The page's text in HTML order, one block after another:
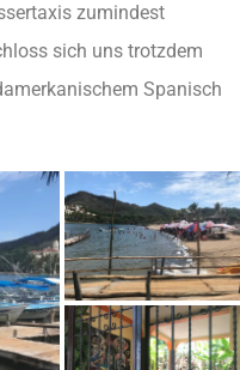
zumindest
sich uns trotzdem
Spanisch